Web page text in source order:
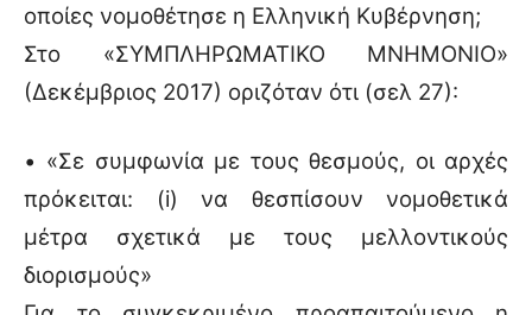
οποίες νομοθέτησε η Ελληνική Κυβέρνηση;
Στο «ΣΥΜΠΛΗΡΩΜΑΤΙΚΟ ΜΝΗΜΟΝΙΟ»
(Δεκέμβριος 2017) οριζόταν ότι (σελ 27):
• «Σε συμφωνία με τους θεσμούς, οι αρχές
πρόκειται: (i) να θεσπίσουν νομοθετικά
μέτρα σχετικά με τους μελλοντικούς
διορισμούς»